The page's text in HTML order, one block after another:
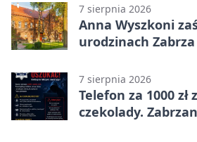
7 sierpnia 2026
Anna Wyszkoni
urodzinach Zabrza
7 sierpnia 2026
Telefon za 1000 zł
czekolady.